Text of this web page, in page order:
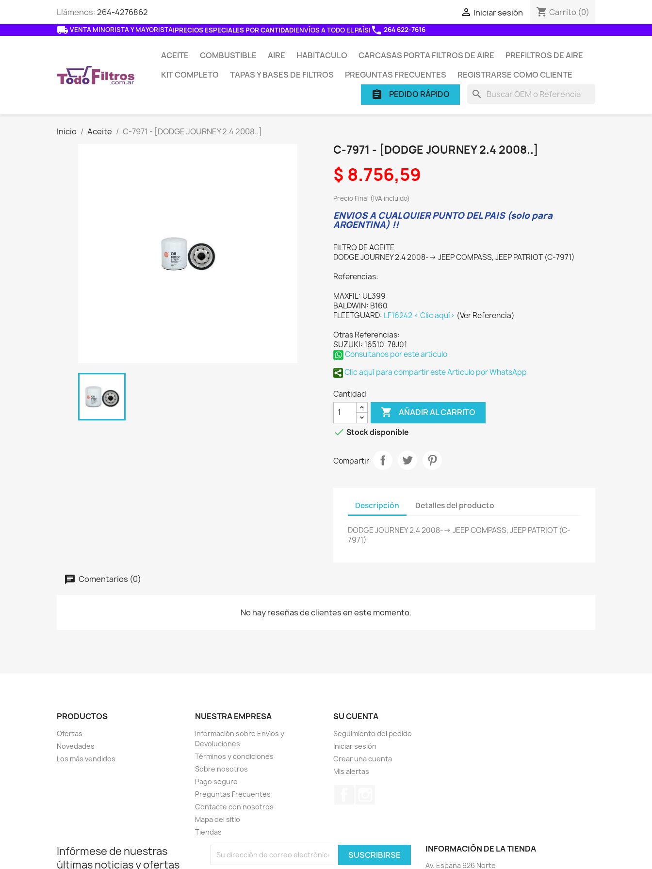
Llámenos:264-4276862  Iniciar sesión shopping_cart Carrito (0)
local_shipping VENTA MINORISTA Y MAYORISTA|PRECIOS ESPECIALES POR CANTIDAD|ENVÍOS A TODO EL PAÍS| phone 264 622-7616
ACEITE COMBUSTIBLE AIRE HABITACULO CARCASAS PORTA FILTROS DE AIRE
PREFILTROS DE AIRE
KIT COMPLETO
TAPAS Y BASES DE FILTROS PREGUNTAS FRECUENTES REGISTRARSE COMO CLIENTE
search
assignment PEDIDO RÁPIDO
Inicio Aceite C-7971 - [DODGE JOURNEY 2.4 2008..]
C-7971 - [DODGE JOURNEY 2.4 2008..]
$ 8.756,59
Precio Final (IVA incluido)
ENVIOS A CUALQUIER PUNTO DEL PAIS (solo para
ARGENTINA) !!
FILTRO DE ACEITE
DODGE JOURNEY 2.4 2008--> JEEP COMPASS, JEEP PATRIOT (C-7971)
Referencias:
MAXFIL: UL399
BALDWIN: B160
FLEETGUARD: LF16242 < Clic aquí> (Ver Referencia)
Otras Referencias:
SUZUKI: 16510-78J01
Consultanos por este articulo
Clic aquí para compartir este Articulo por WhatsApp
Cantidad
 AÑADIR AL CARRITO
 Stock disponible
Compartir
Descripción Detalles del producto
DODGE JOURNEY 2.4 2008--> JEEP COMPASS, JEEP PATRIOT (C-
7971)
Comentarios (0)
No hay reseñas de clientes en este momento.
PRODUCTOS
Ofertas
Novedades
Los más vendidos
NUESTRA EMPRESA
Información sobre Envíos y
Devoluciones
Términos y condiciones
Sobre nosotros
Pago seguro
Preguntas Frecuentes
Contacte con nosotros
Mapa del sitio
Tiendas
SU CUENTA
Seguimiento del pedido
Iniciar sesión
Crear una cuenta
Mis alertas
Infórmese de nuestras
últimas noticias y ofertas
INFORMACIÓN DE LA TIENDA
Av. España 926 Norte